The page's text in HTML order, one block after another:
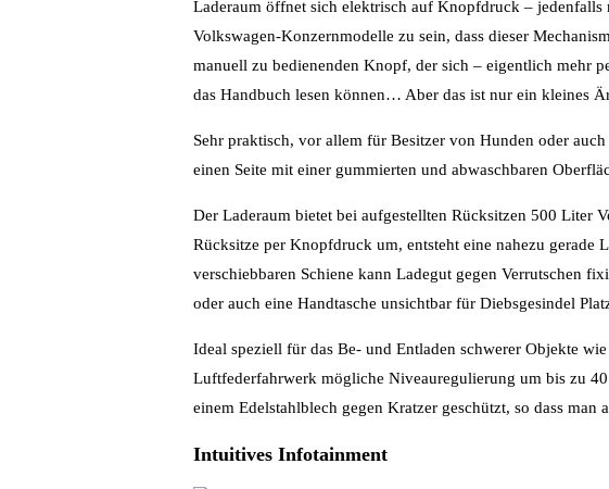
Laderaum öffnet sich elektrisch auf Knopfdruck – jedenfalls
Volkswagen-Konzernmodelle zu sein, dass dieser
manuell zu bedienenden Knopf, der sich – eigentlich mehr
das Handbuch lesen können… Aber das ist nur ein kleines
Sehr praktisch, vor allem für Besitzer von Hunden oder
einen Seite mit einer gummierten und abwaschbaren
Der Laderaum bietet bei aufgestellten Rücksitzen 500 Liter
Rücksitze per Knopfdruck um, entsteht eine nahezu
verschiebbaren Schiene kann Ladegut gegen Verrutschen
oder auch eine Handtasche unsichtbar für Diebsgesindel
Ideal speziell für das Be- und Entladen schwerer Objekte
Luftfederfahrwerk mögliche Niveauregulierung um bis zu
einem Edelstahlblech gegen Kratzer geschützt, so dass
Intuitives Infotainment